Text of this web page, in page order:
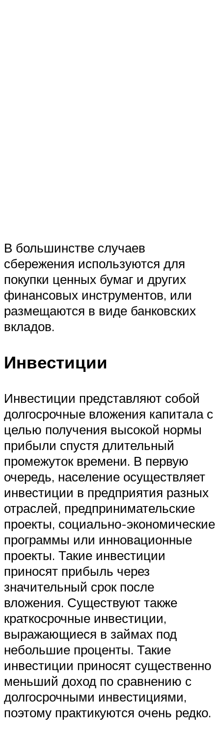
В большинстве случаев
сбережения используются для
покупки ценных бумаг и других
финансовых инструментов, или
размещаются в виде банковских
вкладов.
Инвестиции
Инвестиции представляют собой
долгосрочные вложения капитала с
целью получения высокой нормы
прибыли спустя длительный
промежуток времени. В первую
очередь, население осуществляет
инвестиции в предприятия разных
отраслей, предпринимательские
проекты, социально-экономические
программы или инновационные
проекты. Такие инвестиции
приносят прибыль через
значительный срок после
вложения. Существуют также
краткосрочные инвестиции,
выражающиеся в займах под
небольшие проценты. Такие
инвестиции приносят существенно
меньший доход по сравнению с
долгосрочными инвестициями,
поэтому практикуются очень редко.